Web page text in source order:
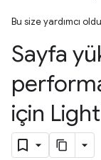
Bu size yardımcı
Sayfa
için